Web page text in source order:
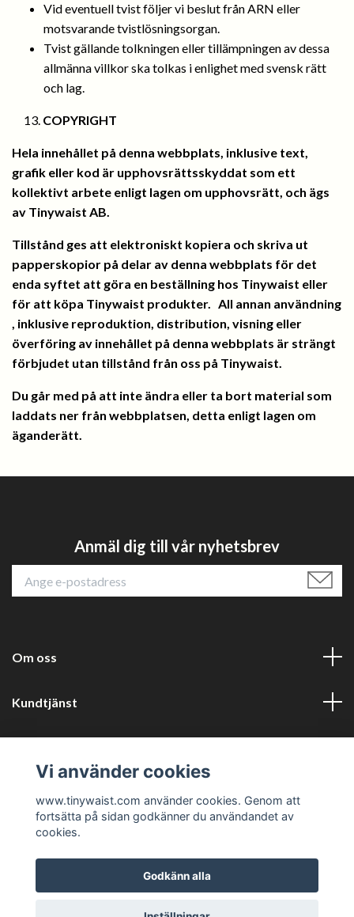
Vid eventuell tvist följer vi beslut från ARN eller
motsvarande tvistlösningsorgan.
Tvist gällande tolkningen eller tillämpningen av dessa
allmänna villkor ska tolkas i enlighet med svensk rätt
och lag.
13. COPYRIGHT
Hela innehållet på denna webbplats, inklusive text,
grafik eller kod är upphovsrättsskyddat som ett
kollektivt arbete enligt lagen om upphovsrätt, och ägs
av Tinywaist AB.
Tillstånd ges att elektroniskt kopiera och skriva ut
papperskopior på delar av denna webbplats för det
enda syftet att göra en beställning hos Tinywaist eller
för att köpa Tinywaist produkter. All annan användning
, inklusive reproduktion, distribution, visning eller
överföring av innehållet på denna webbplats är strängt
förbjudet utan tillstånd från oss på Tinywaist.
Du går med på att inte ändra eller ta bort material som
laddats ner från webbplatsen, detta enligt lagen om
äganderätt.
Anmäl dig till vår nyhetsbrev
Om oss
Kundtjänst
Sociala medier
© 2026 Tinywaist
Vi använder cookies
www.tinywaist.com använder cookies. Genom att
fortsätta på sidan godkänner du användandet av
cookies.
Godkänn alla